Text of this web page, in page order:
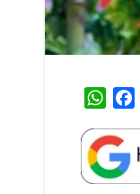
W
a
t
s